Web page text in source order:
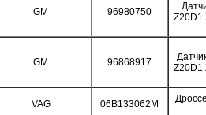
GM 96980750
Z20D1
GM 96868917
Z20D1
VAG 06B133062M